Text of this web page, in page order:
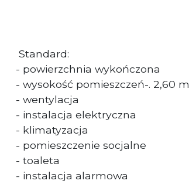
Standard:
- powierzchnia wykończona
- wysokość pomieszczeń-. 2,60 m
- wentylacja
- instalacja elektryczna
- klimatyzacja
- pomieszczenie socjalne
- toaleta
- instalacja alarmowa